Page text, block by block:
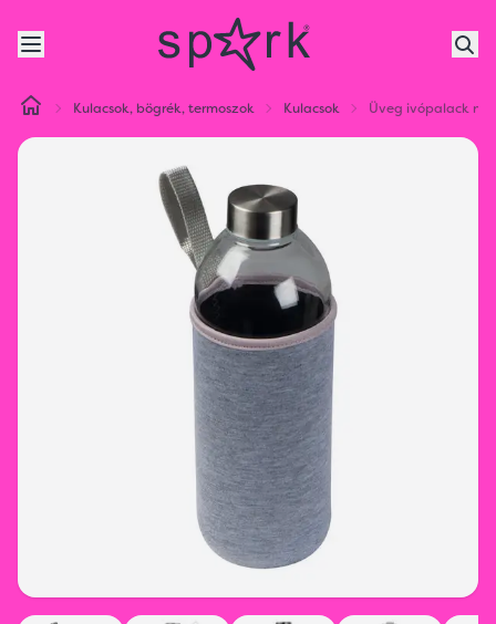
Kulacsok, bögrék, termoszok Kulacsok Üveg ivópalack